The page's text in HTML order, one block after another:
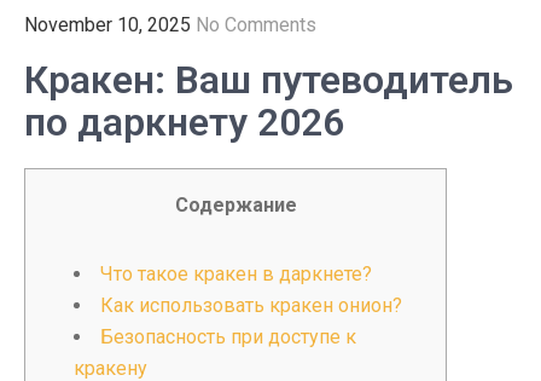
November 10, 2025 No Comments
Кракен: Ваш путеводитель
по даркнету 2026
Содержание
Что такое кракен в даркнете?
Как использовать кракен онион?
Безопасность при доступе к
кракену